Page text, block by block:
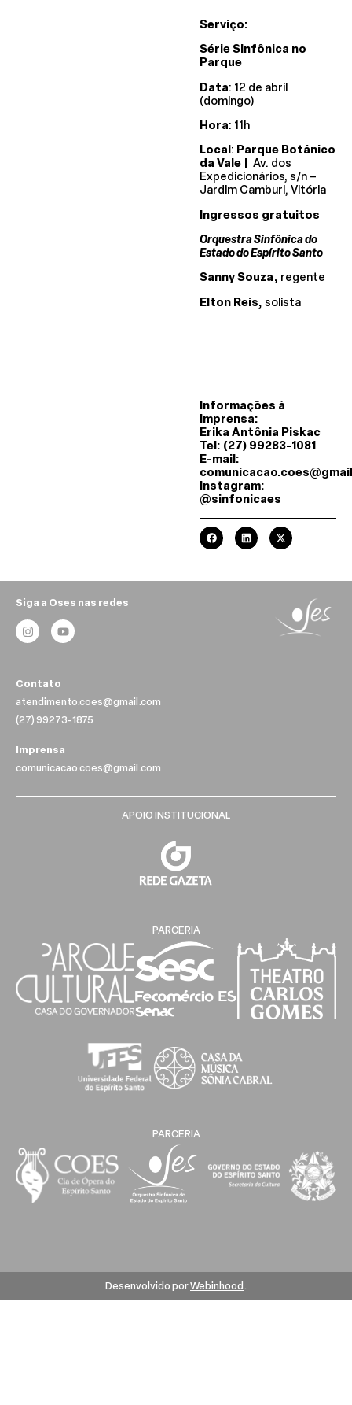
Serviço:
Série SInfônica no
Parque
Data: 12 de abril
(domingo)
Hora: 11h
Local: Parque Botânico
da Vale | Av. dos
Expedicionários, s/n –
Jardim Camburi, Vitória
Ingressos gratuitos
Orquestra Sinfônica do
Estado do Espírito Santo
Sanny Souza, regente
Elton Reis, solista
Informações à
Imprensa:
Erika Antônia Piskac
Tel: (27) 99283-1081
E-mail:
Instagram:
@sinfonicaes
Siga a Oses nas redes
Contato
atendimento.coes@gmail.com
(27) 99273-1875
Imprensa
comunicacao.coes@gmail.com
APOIO INSTITUCIONAL
PARCERIA
PARCERIA
Desenvolvido porWebinhood .